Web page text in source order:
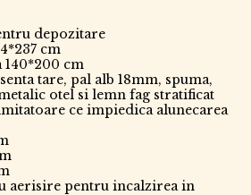
depozitare
cm
140*200 cm
tare, pal alb 18mm, spuma,
otel si lemn fag stratificat
ce impiedica alunecarea
aerisire pentru incalzirea in